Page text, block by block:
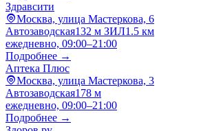
Здравсити
Москва, улица Мастеркова, 6
Автозаводская132 м ЗИЛ1.5 км
ежедневно, 09:00–21:00
Подробнее →
Аптека Плюс
Москва, улица Мастеркова, 3
Автозаводская178 м
ежедневно, 09:00–21:00
Подробнее →